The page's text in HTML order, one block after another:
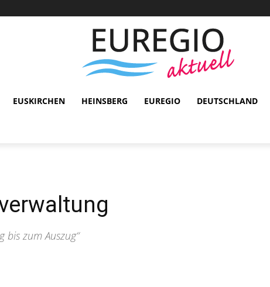
EUSKIRCHEN HEINSBERG EUREGIO DEUTSCHLAND
bis zum Auszug“